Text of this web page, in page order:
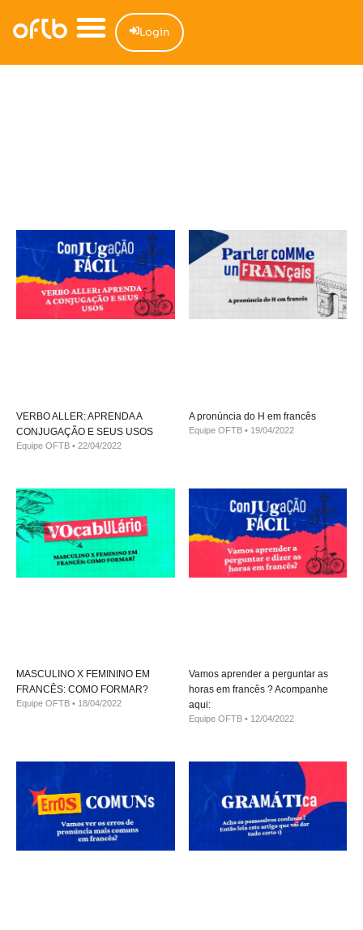
Login
VERBO ALLER: APRENDA A
CONJUGAÇÃO E SEUS USOS
Equipe OFTB 22/04/2022
A pronúncia do H em francês
Equipe OFTB 19/04/2022
MASCULINO X FEMININO EM
FRANCÊS: COMO FORMAR?
Equipe OFTB 18/04/2022
Vamos aprender a perguntar as
horas em francês ? Acompanhe
aqui:
Equipe OFTB 12/04/2022